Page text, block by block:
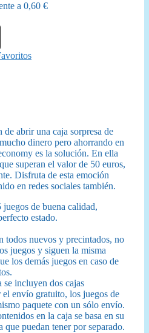
a 0,60 €
abrir una caja sorpresa de
dinero pero ahorrando en
es la solución. En ella
superan el valor de 50 euros,
Disfruta de esta emoción
en redes sociales también.
de buena calidad,
estado.
todos nuevos y precintados, no
juegos y siguen la misma
los demás juegos en caso de
se incluyen dos cajas
el envío gratuito, los juegos de
paquete con un sólo envío.
en la caja se basa en su
que puedan tener por separado.